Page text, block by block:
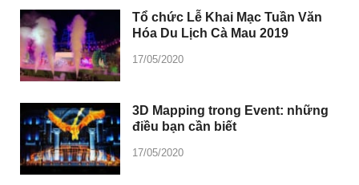
Tổ chức Lễ Khai Mạc Tuần Văn
Hóa Du Lịch Cà Mau 2019
17/05/2020
3D Mapping trong Event: những
điều bạn cần biết
17/05/2020